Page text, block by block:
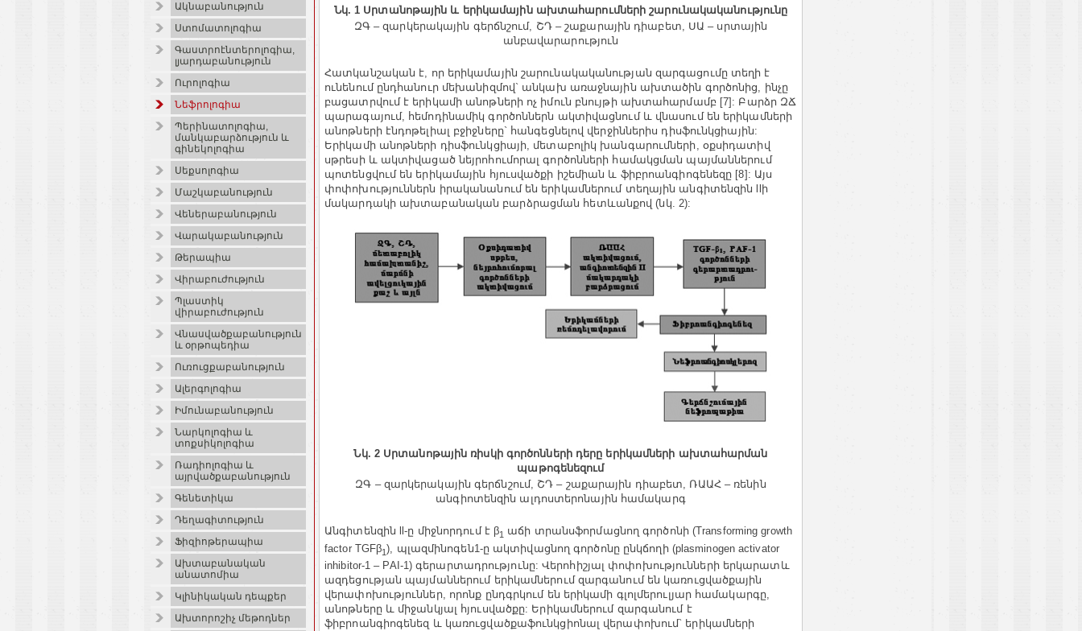
Ակնաբանություն
Ստոմատոլոգիա
Գաստրոէնտերոլոգիա,
լյարդաբանություն
Ուրոլոգիա
Նեֆրոլոգիա
Պերինատոլոգիա,
մանկաբարձություն և
գինեկոլոգիա
Սեքսոլոգիա
Մաշկաբանություն
Վեներաբանություն
Վարակաբանություն
Թերապիա
Վիրաբուժություն
Պլաստիկ
վիրաբուժություն
Վնասվածքաբանություն
և օրթոպեդիա
Ուռուցքաբանություն
Ալերգոլոգիա
Իմունաբանություն
Նարկոլոգիա և
տոքսիկոլոգիա
Ռադիոլոգիա և
այրվածքաբանություն
Գենետիկա
Դեղագիտություն
Ֆիզիոթերապիա
Ախտաբանական
անատոմիա
Կլինիկական դեպքեր
Ախտորոշիչ մեթոդներ
Նկ. 1 Սրտանոթային և երիկամային ախտահարումների շարունակականությունը
ԶԳ – զարկերակային գերճնշում, ՇԴ – շաքարային դիաբետ, ՍԱ – սրտային
անբավարարություն
Հատկանշական է, որ երիկամային շարունակականության զարգացումը տեղի է
ունենում ընդհանուր մեխանիզմով` անկախ առաջնային ախտածին գործոնից, ինչը
բացատրվում է երիկամի անոթների ոչ իմուն բնույթի ախտահարմամբ [7]: Բարձր ԶՃ
պարագայում, հեմոդինամիկ գործոններն ակտիվացնում և վնասում են երիկամների
անոթների էնդոթելիալ բջիջները` հանգեցնելով վերջիններիս դիսֆունկցիային:
Երիկամի անոթների դիսֆունկցիայի, մետաբոլիկ խանգարումների, օքսիդատիվ
սթրեսի և ակտիվացած նեյրոհումորալ գործոնների համակցման պայմաններում
պոտենցվում են երիկամային հյուսվածքի իշեմիան և ֆիբրոանգիոգենեզը [8]: Այս
փոփոխություններն իրականանում են երիկամներում տեղային անգիտենզին llի
մակարդակի ախտաբանական բարձրացման հետևանքով (նկ. 2):
Նկ. 2 Սրտանոթային ռիսկի գործոնների դերը երիկամների ախտահարման
պաթոգենեզում
ԶԳ – զարկերակային գերճնշում, ՇԴ – շաքարային դիաբետ, ՌԱԱՀ – ռենին
անգիոտենզին ալդոստերոնային համակարգ
Անգիտենզին ll-ը միջնորդում է β1 աճի տրանսֆորմացնող գործոնի (Transforming growth
factor TGFβ1), պլազմինոգեն1-ը ակտիվացնող գործոնը ընկճողի (plasminogen activator
inhibitor-1 – PAI-1) գերարտադրությունը: Վերոհիշյալ փոփոխությունների երկարատև
ազդեցության պայմաններում երիկամներում զարգանում են կառուցվածքային
վերափոխություններ, որոնք ընդգրկում են երիկամի գլոլմերուլյար համակարգը,
անոթները և միջանկյալ հյուսվածքը: Երիկամներում զարգանում է
ֆիբրոանգիոգենեզ և կառուցվածքաֆունկցիոնալ վերափոխում` երիկամների